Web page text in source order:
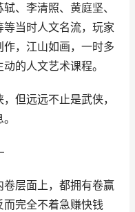
、李清照、黄庭坚、
当时人文名流，玩家
，江山如画，一时多
的人文艺术课程。
但远远不止是武侠，
层面上，都拥有卷赢
完全不着急赚快钱